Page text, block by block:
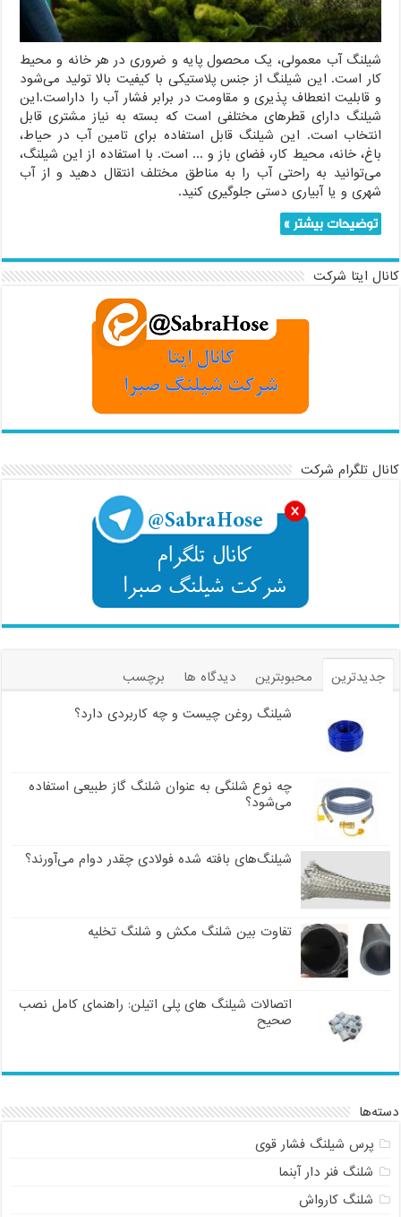
شیلنگ آب معمولی، یک محصول پایه و ضروری در هر خانه و محیط
کار است. این شیلنگ از جنس پلاستیکی با کیفیت بالا تولید می‌شود
و قابلیت انعطاف پذیری و مقاومت در برابر فشار آب را داراست.این
شیلنگ دارای قطرهای مختلفی است که بسته به نیاز مشتری قابل
انتخاب است. این شیلنگ قابل استفاده برای تامین آب در حیاط،
باغ، خانه، محیط کار، فضای باز و ... است. با استفاده از این شیلنگ،
می‌توانید به راحتی آب را به مناطق مختلف انتقال دهید و از آب
شهری و یا آبیاری دستی جلوگیری کنید.
توضیحات بیشتر »
کانال ایتا شرکت
کانال تلگرام شرکت
جدیدترین محبوبترین دیدگاه ها
برچسب
شیلنگ روغن چیست و چه کاربردی دارد؟
چه نوع شلنگی به عنوان شلنگ گاز طبیعی استفاده
می‌شود؟
شیلنگ‌های بافته شده فولادی چقدر دوام می‌آورند؟
تفاوت بین شلنگ مکش و شلنگ تخلیه
اتصالات شیلنگ های پلی اتیلن: راهنمای کامل نصب
صحیح
دسته‌ها
پرس شیلنگ فشار قوی
شلنگ فنر دار آبنما
شلنگ کارواش